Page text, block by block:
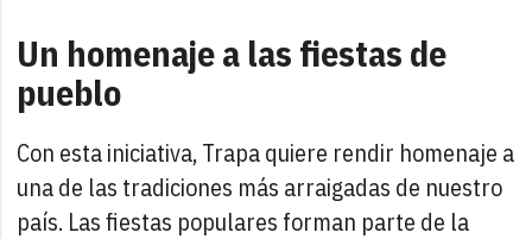
Un homenaje a las fiestas de
pueblo
Con esta iniciativa, Trapa quiere rendir homenaje a
una de las tradiciones más arraigadas de nuestro
país. Las fiestas populares forman parte de la